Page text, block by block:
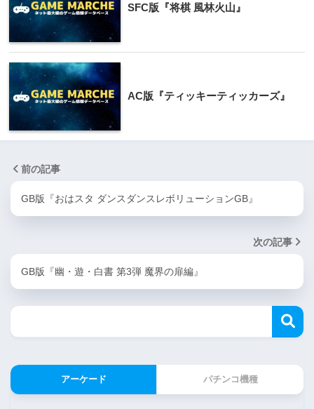
SFC版『将棋 風林火山』
AC版『ティッキーティッカーズ』
前の記事
GB版『おはスタ ダンスダンスレボリューションGB』
次の記事
GB版『幽・遊・白書 第3弾 魔界の扉編』
アーケード パチンコ機種